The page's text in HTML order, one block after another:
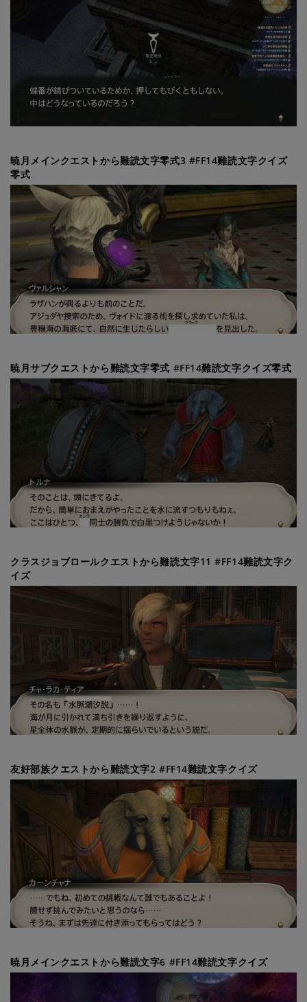
暁月メインクエストから難読文字零式3 #FF14難読文字クイズ
零式
暁月サブクエストから難読文字零式 #FF14難読文字クイズ零式
クラスジョブロールクエストから難読文字11 #FF14難読文字ク
イズ
友好部族クエストから難読文字2 #FF14難読文字クイズ
暁月メインクエストから難読文字6 #FF14難読文字クイズ